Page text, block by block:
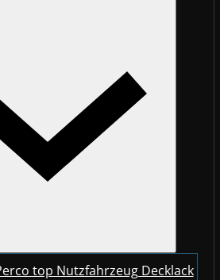
top Nutzfahrzeug Decklack